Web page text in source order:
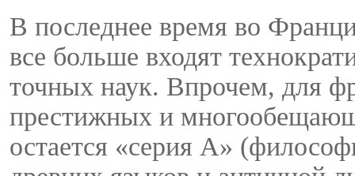
В последнее время во
все больше входят
точных наук. Впрочем, для
престижных и
остается «серия А»